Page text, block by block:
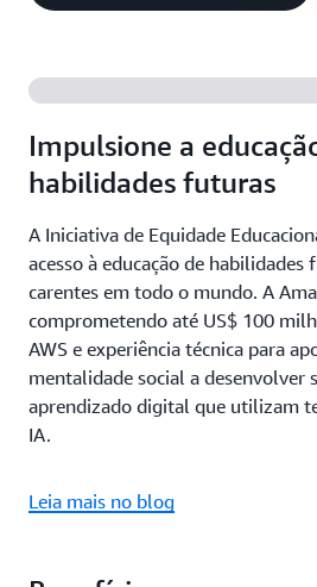
Impulsione a
habilidades futuras
A Iniciativa de Equidade
acesso à educação de
carentes em todo o mundo. A
comprometendo até US$ 100
AWS e experiência técnica para
mentalidade social a desenvolver
aprendizado digital que utilizam
IA.
Leia mais no blog